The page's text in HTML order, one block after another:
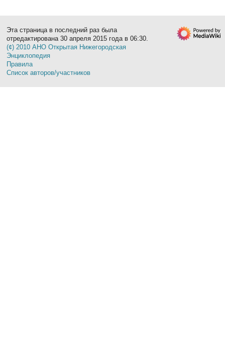
Эта страница в последний раз была
отредактирована 30 апреля 2015 года в 06:30.
(¢) 2010 АНО Открытая Нижегородская
Энциклопедия
Правила
Список авторов/участников